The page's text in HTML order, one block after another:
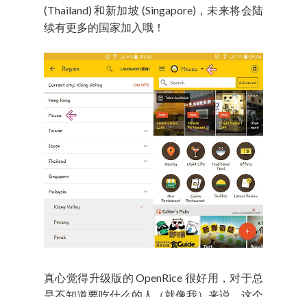
(Thailand) 和新加坡 (Singapore)，未来将会陆
续有更多的国家加入哦！
真心觉得升级版的 OpenRice 很好用，对于总
是不知道要吃什么的人（就像我）来说，这个